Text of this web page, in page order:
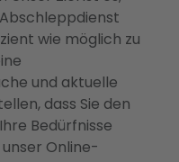
wie möglich zu
und aktuelle
dass Sie den
Bedürfnisse
Online-